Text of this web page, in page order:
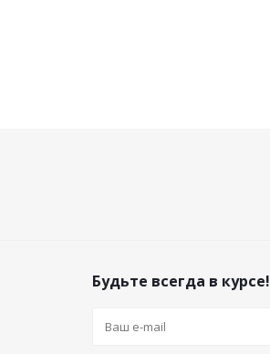
Будьте всегда в курсе!